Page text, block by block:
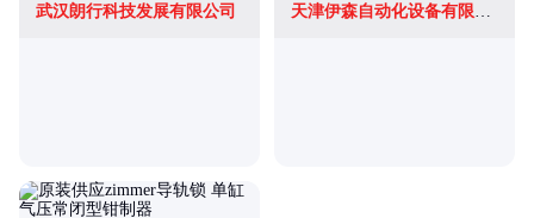
武汉朗行科技发展有限公司